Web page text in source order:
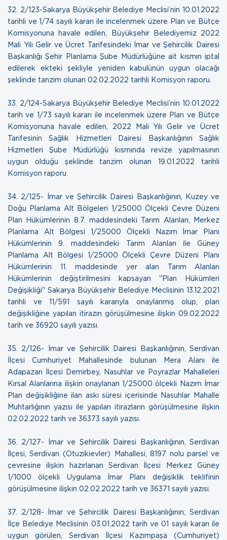
32.
2/123-Sakarya Büyükşehir Belediye Meclisi’nin 10.01.2022
tarihli ve 1/74 sayılı kararı ile incelenmek üzere Plan ve Bütçe
Komisyonuna havale edilen, Büyükşehir Belediyemiz 2022
Mali Yılı Gelir ve Ücret Tarifesindeki İmar ve Şehircilik Dairesi
Başkanlığı Şehir Planlama Şube Müdürlüğüne ait kısmın iptal
edilerek ekteki şekliyle yeniden kabulünün uygun olacağı
şeklinde tanzim olunan 02.02.2022 tarihli Komisyon raporu.
33.
2/124-Sakarya Büyükşehir Belediye Meclisi’nin 10.01.2022
tarih ve 1/73 sayılı kararı ile incelenmek üzere Plan ve Bütçe
Komisyonuna havale edilen, 2022 Mali Yılı Gelir ve Ücret
Tarifesinin Sağlık Hizmetleri Dairesi Başkanlığının Sağlık
Hizmetleri Şube Müdürlüğü kısmında revize yapılmasının
uygun olduğu şeklinde tanzim olunan19.01.2022 tarihli
Komisyon raporu.
34.
2/125- İmar ve Şehircilik Dairesi Başkanlığının, Kuzey ve
Doğu Planlama Alt Bölgeleri 1/25000 Ölçekli Çevre Düzeni
Plan Hükümlerinin 8.7. maddesindeki Tarım Alanları, Merkez
Planlama Alt Bölgesi 1/25000 Ölçekli Nazım İmar Planı
Hükümlerinin 9. maddesindeki Tarım Alanları ile Güney
Planlama Alt Bölgesi 1/25000 Ölçekli Çevre Düzeni Planı
Hükümlerinin 11. maddesinde yer alan Tarım Alanları
Hükümlerinin değiştirilmesini kapsayan ''Plan Hükümleri
Değişikliği'' Sakarya Büyükşehir Belediye Meclisinin 13.12.2021
tarihli ve 11/591 sayılı kararıyla onaylanmış olup, plan
değişikliğine yapılan itirazın görüşülmesine ilişkin 09.02.2022
tarih ve 36920 sayılı yazısı
35.
2/126- İmar ve Şehircilik Dairesi Başkanlığının, Serdivan
İlçesi Cumhuriyet Mahallesinde bulunan Mera Alanı ile
Adapazarı İlçesi Demirbey, Nasuhlar ve Poyrazlar Mahalleleri
Kırsal Alanlarına ilişkin onaylanan 1/25000 ölçekli Nazım İmar
Plan değişikliğine ilan askı süresi içerisinde Nasuhlar Mahalle
Muhtarlığının yazısı ile yapılan itirazların görüşülmesine ilişkin
02.02.2022 tarih ve 36373 sayılı yazısı.
36.
2/127- İmar ve Şehircilik Dairesi Başkanlığının, Serdivan
İlçesi, Serdivan (Otuzikievler) Mahallesi, 8197 nolu parsel ve
çevresine ilişkin hazırlanan Serdivan İlçesi Merkez Güney
1/1000 ölçekli Uygulama İmar Planı değişiklik teklifinin
görüşülmesine ilişkin 02.02.2022 tarih ve 36371 sayılı yazısı
37.
2/128- İmar ve Şehircilik Dairesi Başkanlığının, Serdivan
İlçe Belediye Meclisinin 03.01.2022 tarih ve 01 sayılı kararı ile
uygun görülen, Serdivan İlçesi Kazımpaşa (Cumhuriyet)